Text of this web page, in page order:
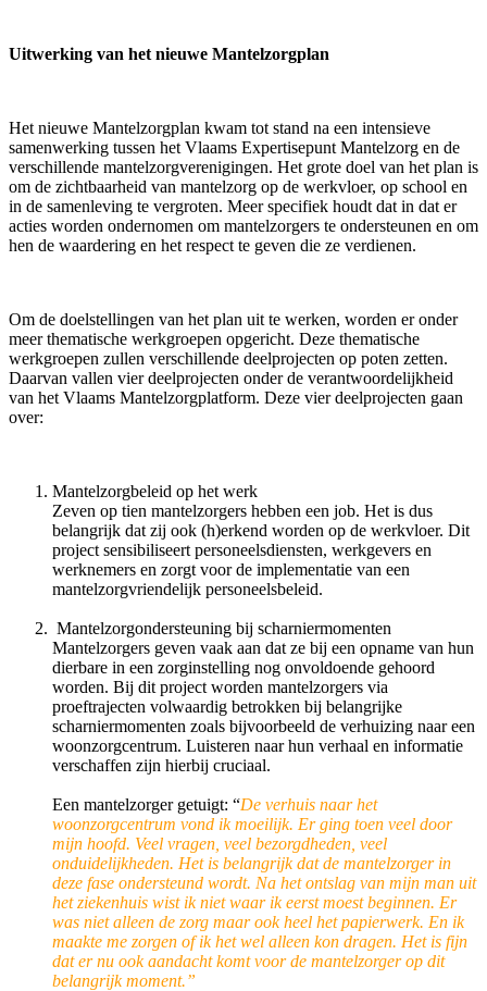
Uitwerking van het nieuwe Mantelzorgplan
Het nieuwe Mantelzorgplan kwam tot stand na een intensieve
samenwerking tussen het Vlaams Expertisepunt Mantelzorg en de
verschillende mantelzorgverenigingen. Het grote doel van het plan is
om de zichtbaarheid van mantelzorg op de werkvloer, op school en
in de samenleving te vergroten. Meer specifiek houdt dat in dat er
acties worden ondernomen om mantelzorgers te ondersteunen en om
hen de waardering en het respect te geven die ze verdienen.
Om de doelstellingen van het plan uit te werken, worden er onder
meer thematische werkgroepen opgericht. Deze thematische
werkgroepen zullen verschillende deelprojecten op poten zetten.
Daarvan vallen vier deelprojecten onder de verantwoordelijkheid
van het Vlaams Mantelzorgplatform. Deze vier deelprojecten gaan
over:
Mantelzorgbeleid op het werk
Zeven op tien mantelzorgers hebben een job. Het is dus
belangrijk dat zij ook (h)erkend worden op de werkvloer. Dit
project sensibiliseert personeelsdiensten, werkgevers en
werknemers en zorgt voor de implementatie van een
mantelzorgvriendelijk personeelsbeleid.
Mantelzorgondersteuning bij scharniermomenten
Mantelzorgers geven vaak aan dat ze bij een opname van hun
dierbare in een zorginstelling nog onvoldoende gehoord
worden. Bij dit project worden mantelzorgers via
proeftrajecten volwaardig betrokken bij belangrijke
scharniermomenten zoals bijvoorbeeld de verhuizing naar een
woonzorgcentrum. Luisteren naar hun verhaal en informatie
verschaffen zijn hierbij cruciaal.
Een mantelzorger getuigt: “De verhuis naar het
woonzorgcentrum vond ik moeilijk. Er ging toen veel door
mijn hoofd. Veel vragen, veel bezorgdheden, veel
onduidelijkheden. Het is belangrijk dat de mantelzorger in
deze fase ondersteund wordt. Na het ontslag van mijn man uit
het ziekenhuis wist ik niet waar ik eerst moest beginnen. Er
was niet alleen de zorg maar ook heel het papierwerk. En ik
maakte me zorgen of ik het wel alleen kon dragen. Het is fijn
dat er nu ook aandacht komt voor de mantelzorger op dit
belangrijk moment.”